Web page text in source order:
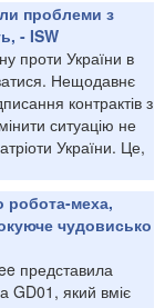
проблеми з
- ISW
проти України в
Нещодавнє
контрактів з
ситуацію не
України. Це,
робота-меха,
чудовисько
представила
GD01, який вміє